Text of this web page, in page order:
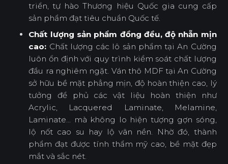
triển, tự hào Thương hiệu Quốc gia cung cấp
sản phẩm đạt tiêu chuẩn Quốc tế.
Chất lượng sản phẩm đồng đều, độ nhẵn mịn
cao: Chất lượng các lô sản phẩm tại An Cường
luôn ổn định với quy trình kiểm soát chất lượng
đầu ra nghiêm ngặt. Ván thô MDF tại An Cường
sở hữu bề mặt phẳng mịn, độ hoàn thiện cao, lý
tưởng để phủ các vật liệu hoàn thiện như
Acrylic, Lacquered Laminate, Melamine,
Laminate... mà không lo hiện tượng gợn sóng,
lộ nốt cao su hay lộ vân nền. Nhờ đó, thành
phẩm đạt được tính thẩm mỹ cao, bề mặt đẹp
mắt và sắc nét.